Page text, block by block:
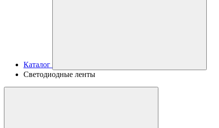
Каталог
Светодиодные ленты